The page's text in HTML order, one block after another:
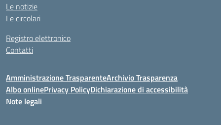
Le notizie
Le circolari
Registro elettronico
Contatti
Amministrazione TrasparenteArchivio Trasparenza
Albo onlinePrivacy PolicyDichiarazione di accessibilità
Note legali